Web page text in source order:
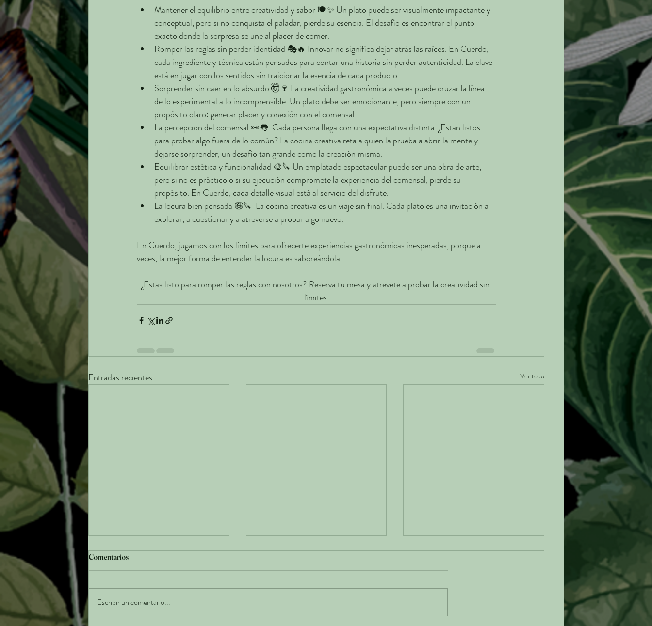
Mantener el equilibrio entre creatividad y sabor 🍽️✨ Un plato puede ser visualmente impactante y
conceptual, pero si no conquista el paladar, pierde su esencia. El desafío es encontrar el punto
exacto donde la sorpresa se une al placer de comer.
Romper las reglas sin perder identidad 🎭🔥 Innovar no significa dejar atrás las raíces. En Cuerdo,
cada ingrediente y técnica están pensados para contar una historia sin perder autenticidad. La clave
está en jugar con los sentidos sin traicionar la esencia de cada producto.
Sorprender sin caer en lo absurdo 🤯🍷 La creatividad gastronómica a veces puede cruzar la línea
de lo experimental a lo incomprensible. Un plato debe ser emocionante, pero siempre con un
propósito claro: generar placer y conexión con el comensal.
La percepción del comensal 👀👅  Cada persona llega con una expectativa distinta. ¿Están listos
para probar algo fuera de lo común? La cocina creativa reta a quien la prueba a abrir la mente y
dejarse sorprender, un desafío tan grande como la creación misma.
Equilibrar estética y funcionalidad 🎨🔪 Un emplatado espectacular puede ser una obra de arte,
pero si no es práctico o si su ejecución compromete la experiencia del comensal, pierde su
propósito. En Cuerdo, cada detalle visual está al servicio del disfrute.
La locura bien pensada 🤪🔪  La cocina creativa es un viaje sin final. Cada plato es una invitación a
explorar, a cuestionar y a atreverse a probar algo nuevo.
En Cuerdo, jugamos con los límites para ofrecerte experiencias gastronómicas inesperadas, porque a
veces, la mejor forma de entender la locura es saboreándola.
¿Estás listo para romper las reglas con nosotros? Reserva tu mesa y atrévete a probar la creatividad sin
límites.
Entradas recientes Ver todo
Comentarios
Escribir un comentario...